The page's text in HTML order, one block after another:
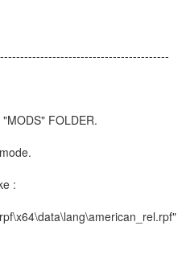
FOLDER.
: